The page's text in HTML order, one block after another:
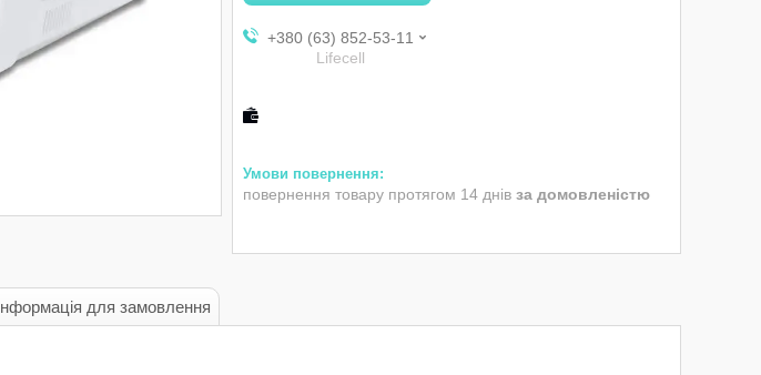
+380 (63) 852-53-11
Lifecell
повернення товару протягом 14 днів за домовленістю
для замовлення